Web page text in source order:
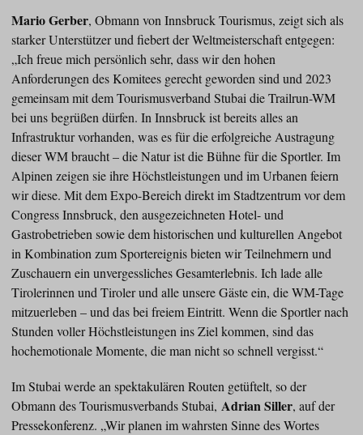
Mario Gerber, Obmann von Innsbruck Tourismus, zeigt sich als
starker Unterstützer und fiebert der Weltmeisterschaft entgegen:
„Ich freue mich persönlich sehr, dass wir den hohen
Anforderungen des Komitees gerecht geworden sind und 2023
gemeinsam mit dem Tourismusverband Stubai die Trailrun-WM
bei uns begrüßen dürfen. In Innsbruck ist bereits alles an
Infrastruktur vorhanden, was es für die erfolgreiche Austragung
dieser WM braucht – die Natur ist die Bühne für die Sportler. Im
Alpinen zeigen sie ihre Höchstleistungen und im Urbanen feiern
wir diese. Mit dem Expo-Bereich direkt im Stadtzentrum vor dem
Congress Innsbruck, den ausgezeichneten Hotel- und
Gastrobetrieben sowie dem historischen und kulturellen Angebot
in Kombination zum Sportereignis bieten wir Teilnehmern und
Zuschauern ein unvergessliches Gesamterlebnis. Ich lade alle
Tirolerinnen und Tiroler und alle unsere Gäste ein, die WM-Tage
mitzuerleben – und das bei freiem Eintritt. Wenn die Sportler nach
Stunden voller Höchstleistungen ins Ziel kommen, sind das
hochemotionale Momente, die man nicht so schnell vergisst.“
Im Stubai werde an spektakulären Routen getüftelt, so der
Obmann des Tourismusverbands Stubai, Adrian Siller, auf der
Pressekonferenz. „Wir planen im wahrsten Sinne des Wortes